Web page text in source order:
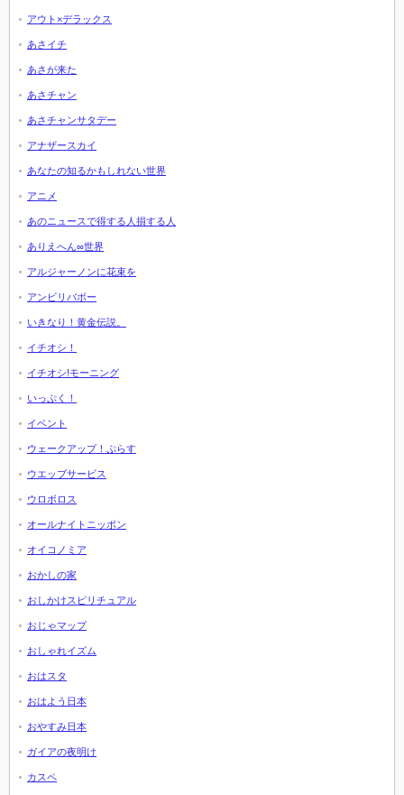
アウト×デラックス
あさイチ
あさが来た
あさチャン
あさチャンサタデー
アナザースカイ
あなたの知るかもしれない世界
アニメ
あのニュースで得する人損する人
ありえへん∞世界
アルジャーノンに花束を
アンビリバボー
いきなり！黄金伝説。
イチオシ！
イチオシ!モーニング
いっぷく！
イベント
ウェークアップ！ぷらす
ウエッブサービス
ウロボロス
オールナイトニッポン
オイコノミア
おかしの家
おしかけスピリチュアル
おじゃマップ
おしゃれイズム
おはスタ
おはよう日本
おやすみ日本
ガイアの夜明け
カスペ